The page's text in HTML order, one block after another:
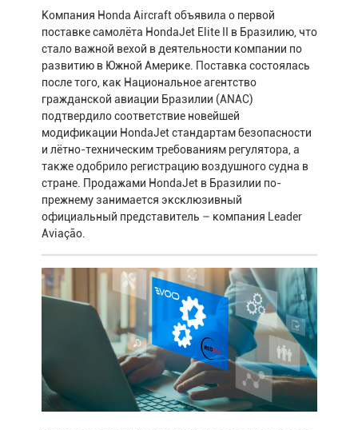
Компания Honda Aircraft объявила о первой
поставке самолёта HondaJet Elite II в Бразилию, что
стало важной вехой в деятельности компании по
развитию в Южной Америке. Поставка состоялась
после того, как Национальное агентство
гражданской авиации Бразилии (ANAC)
подтвердило соответствие новейшей
модификации HondaJet стандартам безопасности
и лётно-техническим требованиям регулятора, а
также одобрило регистрацию воздушного судна в
стране. Продажами HondaJet в Бразилии по-
прежнему занимается эксклюзивный
официальный представитель – компания Leader
Aviação.